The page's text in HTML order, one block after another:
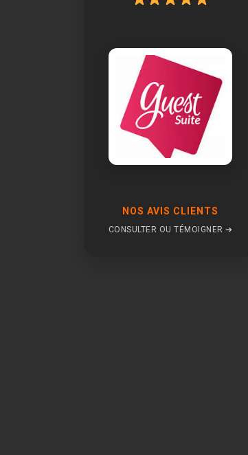
NOS AVIS CLIENTS
CONSULTER OU TÉMOIGNER ➔